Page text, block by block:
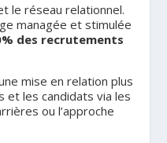
le réseau relationnel.
managée et stimulée
des recrutements
mise en relation plus
les candidats via les
ou l’approche